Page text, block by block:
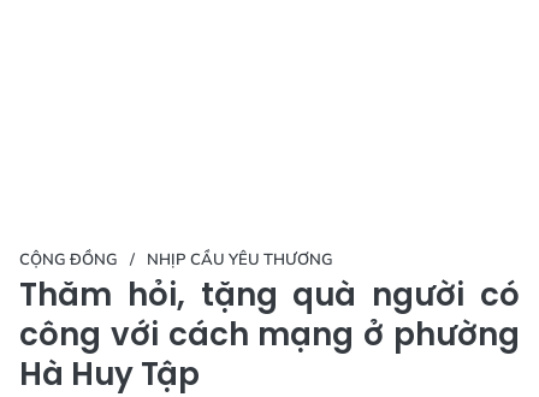
CỘNG ĐỒNG NHỊP CẦU YÊU THƯƠNG
Thăm hỏi, tặng quà người có
công với cách mạng ở phường
Hà Huy Tập